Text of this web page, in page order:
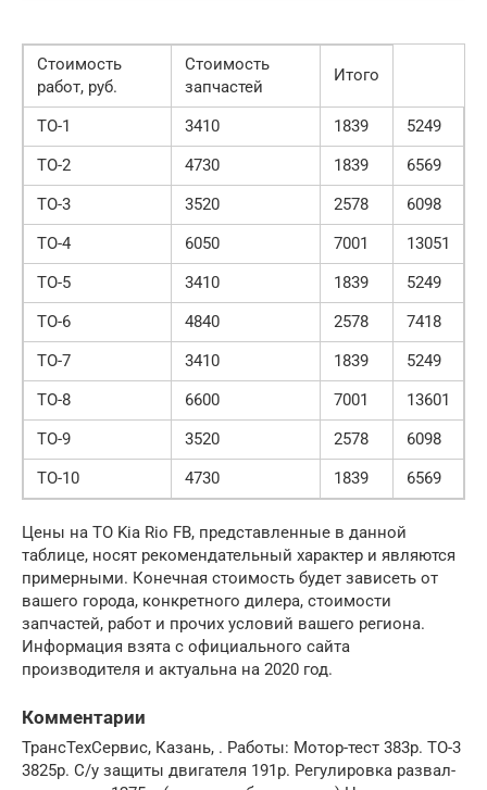
Стоимость
работ, руб.
Стоимость
запчастей
Итого
ТО-1 3410 1839
5249
ТО-2
4730 1839
6569
ТО-3
3520 2578
6098
ТО-4
6050 7001
13051
ТО-5
3410 1839
5249
ТО-6
4840 2578
7418
ТО-7
3410 1839
5249
ТО-8
6600 7001
13601
ТО-9
3520 2578
6098
ТО-10
4730 1839 6569
Цены на ТО Kia Rio FB, представленные в данной
таблице, носят рекомендательный характер и являются
примерными. Конечная стоимость будет зависеть от
вашего города, конкретного дилера, стоимости
запчастей, работ и прочих условий вашего региона.
Информация взята с официального сайта
производителя и актуальна на 2020 год.
Комментарии
ТрансТехСервис, Казань, . Работы: Мотор-тест 383р. ТО-3
3825р. С/у защиты двигателя 191р. Регулировка развал-